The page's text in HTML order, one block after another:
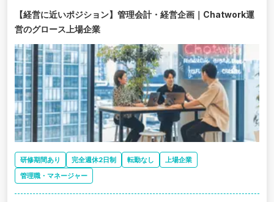
【経営に近いポジション】管理会計・経営企画｜Chatwork運
営のグロース上場企業
研修期間あり 完全週休2日制 転勤なし
上場企業
管理職・マネージャー